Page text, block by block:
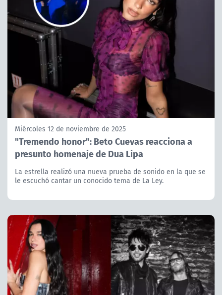
Miércoles 12 de noviembre de 2025
"Tremendo honor": Beto Cuevas reacciona a
presunto homenaje de Dua Lipa
La estrella realizó una nueva prueba de sonido en la que se
le escuchó cantar un conocido tema de La Ley.